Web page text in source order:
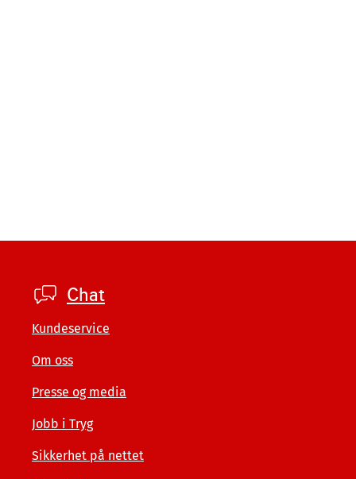
Footer
private
Chat
Kundeservice
Om oss
Presse og media
Jobb i Tryg
Sikkerhet på nettet